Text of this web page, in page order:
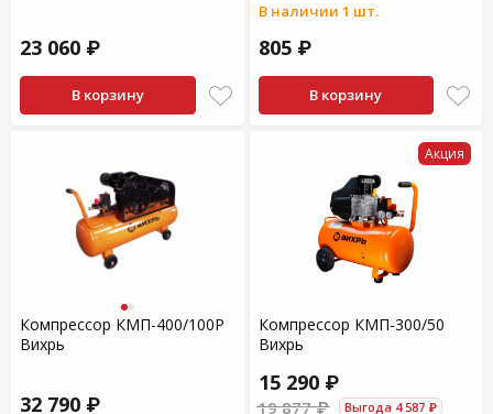
23 060 ₽
В корзину
В наличии 1 шт.
805 ₽
В корзину
Компрессор КМП-400/100P
Вихрь
32 790 ₽
Акция
Компрессор КМП-300/50
Вихрь
15 290 ₽
19 877 ₽ Выгода 4 587 ₽